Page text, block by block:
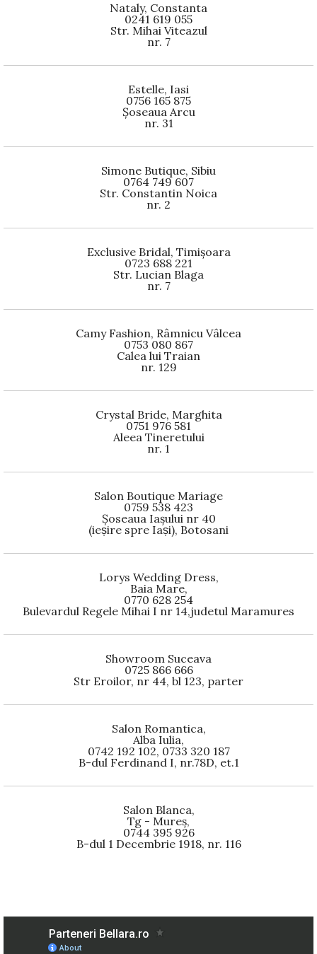
Nataly, Constanta
0241 619 055
Str. Mihai Viteazul
nr. 7
Estelle, Iasi
0756 165 875
Șoseaua Arcu
nr. 31
Simone Butique, Sibiu
0764 749 607
Str. Constantin Noica
nr. 2
Exclusive Bridal, Timișoara
0723 688 221
Str. Lucian Blaga
nr. 7
Camy Fashion, Râmnicu Vâlcea
0753 080 867
Calea lui Traian
nr. 129
Crystal Bride, Marghita
0751 976 581
Aleea Tineretului
nr. 1
Salon Boutique Mariage
0759 538 423
Șoseaua Iașului nr 40
(ieșire spre Iași), Botosani
Lorys Wedding Dress,
Baia Mare,
0770 628 254
Bulevardul Regele Mihai I nr 14,judetul Maramures
Showroom Suceava
0725 866 666
Str Eroilor, nr 44, bl 123, parter
Salon Romantica,
Alba Iulia,
0742 192 102, 0733 320 187
B-dul Ferdinand I, nr.78D, et.1
Salon Blanca,
Tg - Mureș,
0744 395 926
B-dul 1 Decembrie 1918, nr. 116